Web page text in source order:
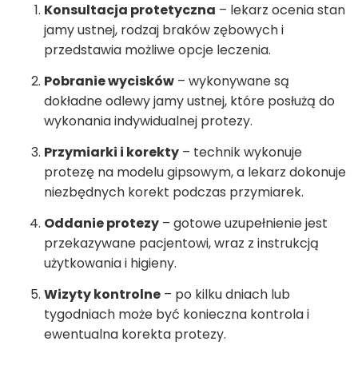
Konsultacja protetyczna – lekarz ocenia stan
jamy ustnej, rodzaj braków zębowych i
przedstawia możliwe opcje leczenia.
Pobranie wycisków – wykonywane są
dokładne odlewy jamy ustnej, które posłużą do
wykonania indywidualnej protezy.
Przymiarki i korekty – technik wykonuje
protezę na modelu gipsowym, a lekarz dokonuje
niezbędnych korekt podczas przymiarek.
Oddanie protezy – gotowe uzupełnienie jest
przekazywane pacjentowi, wraz z instrukcją
użytkowania i higieny.
Wizyty kontrolne – po kilku dniach lub
tygodniach może być konieczna kontrola i
ewentualna korekta protezy.